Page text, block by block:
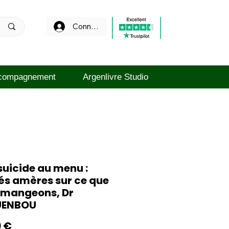
Connexion
Argenlivre Studio
au menu :
amères sur ce que
Dr
€Prix